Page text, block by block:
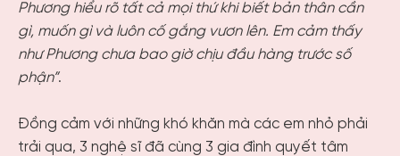
Phương hiểu rõ tất cả mọi thứ khi biết bản thân cần
gì, muốn gì và luôn cố gắng vươn lên. Em cảm thấy
như Phương chưa bao giờ chịu đầu hàng trước số
phận”.
Đồng cảm với những khó khăn mà các em nhỏ phải
trải qua, 3 nghệ sĩ đã cùng 3 gia đình quyết tâm